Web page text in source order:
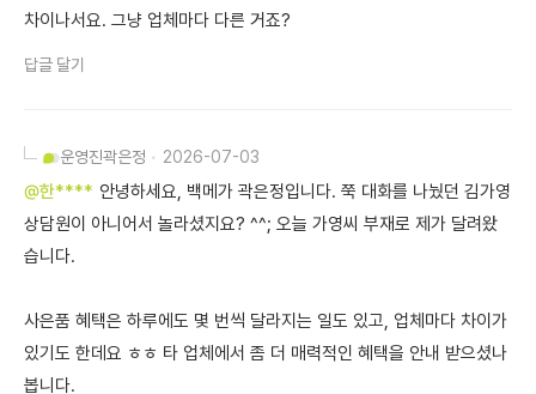
차이나서요. 그냥 업체마다 다른 거죠?
답글 달기
운영진곽은정 2026-07-03
@한**** 안녕하세요, 백메가 곽은정입니다. 쭉 대화를 나눴던 김가영
상담원이 아니어서 놀라셨지요? ^^; 오늘 가영씨 부재로 제가 달려왔
습니다.
사은품 혜택은 하루에도 몇 번씩 달라지는 일도 있고, 업체마다 차이가
있기도 한데요 ㅎㅎ 타 업체에서 좀 더 매력적인 혜택을 안내 받으셨나
봅니다.